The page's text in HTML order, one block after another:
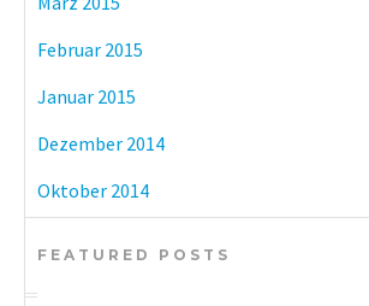
Februar 2015
Januar 2015
Dezember 2014
Oktober 2014
FEATURED POSTS